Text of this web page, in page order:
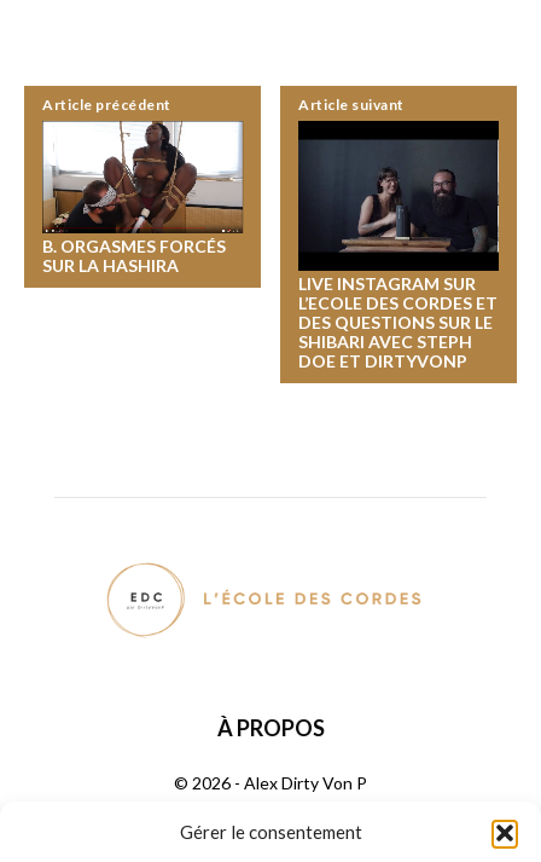
Gérer le consentement
Article précédent
B. ORGASMES FORCÉS
SUR LA HASHIRA
Article suivant
LIVE INSTAGRAM SUR
L’ECOLE DES CORDES ET
DES QUESTIONS SUR LE
SHIBARI AVEC STEPH
DOE ET DIRTYVONP
À PROPOS
© 2026 - Alex Dirty Von P